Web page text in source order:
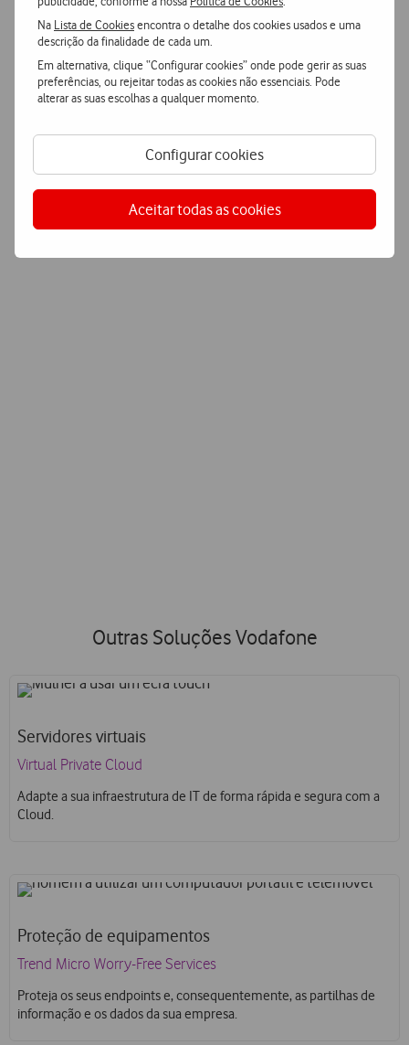
Na Lista de Cookiesencontra o detalhe dos cookies usados e uma
descrição da finalidade de cada um.
Em alternativa, clique “Configurar cookies” onde pode gerir as suas
preferências, ou rejeitar todas as cookies não essenciais. Pode
alterar as suas escolhas a qualquer momento.
Configurar cookies
Aceitar todas as cookies
Melhorexperiência
Somos a empresa líder do setor em satisfação do cliente,
Centralizamos as soluções da sua empresa num único
Outras Soluções Vodafone
Servidores virtuais
Virtual Private Cloud
Adapte a sua infraestrutura de IT de forma rápida e segura com a
Cloud.
Proteção de equipamentos
Trend Micro Worry-Free Services
Proteja os seus endpoints e, consequentemente, as partilhas de
informação e os dados da sua empresa.